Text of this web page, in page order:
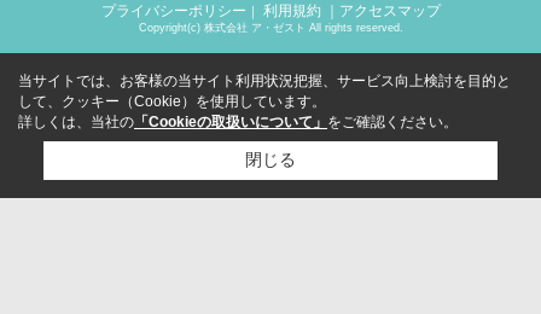
プライバシーポリシー ｜ 利用規約 ｜アクセスマップ
Copyright(c) 株式会社 ア・ゼスト All rights reserved.
当サイトでは、お客様の当サイト利用状況把握、サービス向上検討を目的と
して、クッキー（Cookie）を使用しています。
詳しくは、当社の 「Cookieの取扱いについて」 をご確認ください。
閉じる